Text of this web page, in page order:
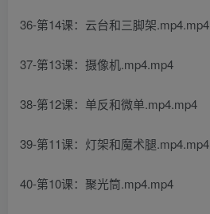
36-第14课：云台和三脚架.mp4.mp4
37-第13课：摄像机.mp4.mp4
38-第12课：单反和微单.mp4.mp4
39-第11课：灯架和魔术腿.mp4.mp4
40-第10课：聚光筒.mp4.mp4